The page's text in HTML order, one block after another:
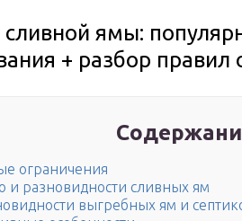
сливной ямы:
+ разбор
ограничения
и разновидности сливных ям
выгребных ям и